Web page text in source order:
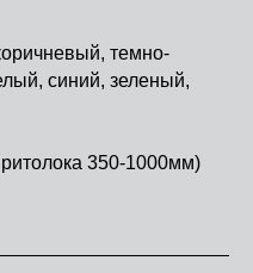
темно-
синий, зеленый,
350-1000мм)